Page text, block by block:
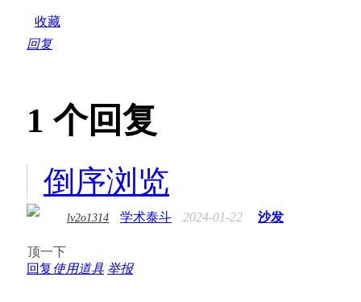
收藏
回复
1 个回复
倒序浏览
lv2o1314 学术泰斗 2024-01-22 沙发
顶一下
回复使用道具 举报